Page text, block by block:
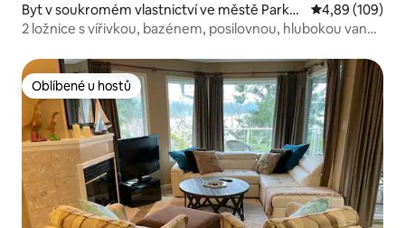
Byt v soukromém vlastnictví ve městě Parksv
ille
Průměrné
4,89 (109)
2 ložnice s vířivkou, bazénem, posilovnou, hlubokou vanou
Oblíbené u hostů
Oblíbené u hostů